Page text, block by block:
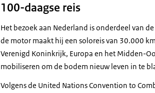
100-daagse reis
Het bezoek aan Nederland is onderdeel van
de motor maakt hij een soloreis van 30.000
Verenigd Koninkrijk, Europa en het Midden-
mobiliseren om de bodem nieuw leven in te
Volgens de United Nations Convention to